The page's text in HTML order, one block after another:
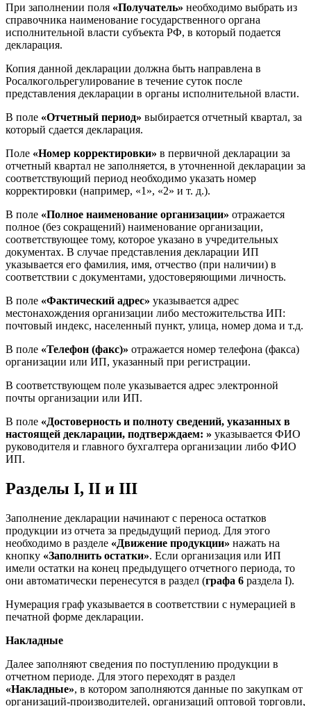
При заполнении поля «Получатель» необходимо выбрать из
справочника наименование государственного органа
исполнительной власти субъекта РФ, в который подается
декларация.
Копия данной декларации должна быть направлена в
Росалкогольрегулирование в течение суток после
представления декларации в органы исполнительной власти.
В поле «Отчетный период» выбирается отчетный квартал, за
который сдается декларация.
Поле «Номер корректировки» в первичной декларации за
отчетный квартал не заполняется, в уточненной декларации за
соответствующий период необходимо указать номер
корректировки (например, «1», «2» и т. д.).
В поле «Полное наименование организации» отражается
полное (без сокращений) наименование организации,
соответствующее тому, которое указано в учредительных
документах. В случае представления декларации ИП
указывается его фамилия, имя, отчество (при наличии) в
соответствии с документами, удостоверяющими личность.
В поле «Фактический адрес» указывается адрес
местонахождения организации либо местожительства ИП:
почтовый индекс, населенный пункт, улица, номер дома и т.д.
В поле «Телефон (факс)» отражается номер телефона (факса)
организации или ИП, указанный при регистрации.
В соответствующем поле указывается адрес электронной
почты организации или ИП.
В поле «Достоверность и полноту сведений, указанных в
настоящей декларации, подтверждаем: » указывается ФИО
руководителя и главного бухгалтера организации либо ФИО
ИП.
Разделы I, II и III
Заполнение декларации начинают с переноса остатков
продукции из отчета за предыдущий период. Для этого
необходимо в разделе «Движение продукции» нажать на
кнопку «Заполнить остатки». Если организация или ИП
имели остатки на конец предыдущего отчетного периода, то
они автоматически перенесутся в раздел (графа 6 раздела I).
Нумерация граф указывается в соответствии с нумерацией в
печатной форме декларации.
Накладные
Далее заполняют сведения по поступлению продукции в
отчетном периоде. Для этого переходят в раздел
«Накладные», в котором заполняются данные по закупкам от
организаций-производителей, организаций оптовой торговли,